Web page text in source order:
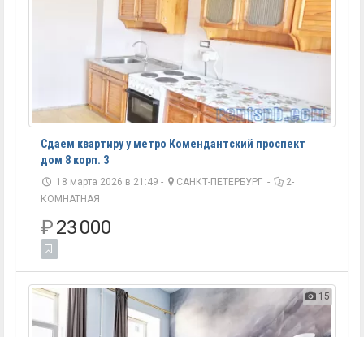
Сдаем квартиру у метро Комендантский проспект
дом 8 корп. 3
18 марта 2026 в 21:49 - САНКТ-ПЕТЕРБУРГ -
2-
КОМНАТНАЯ
₽23 000
15